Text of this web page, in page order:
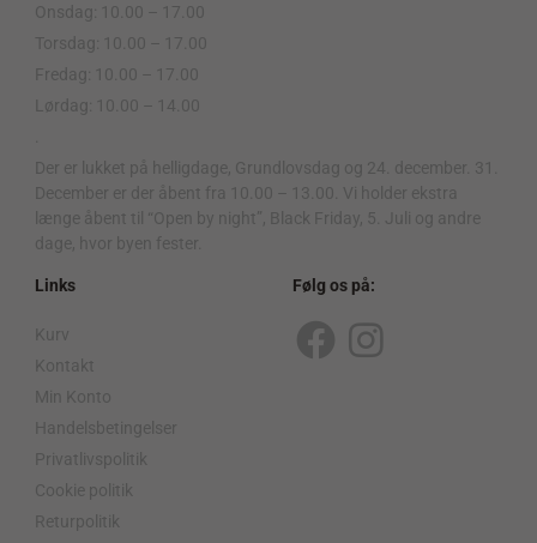
Onsdag: 10.00 – 17.00
Torsdag: 10.00 – 17.00
Fredag: 10.00 – 17.00
Lørdag: 10.00 – 14.00
Der er lukket på helligdage, Grundlovsdag og 24. december. 31.
December er der åbent fra 10.00 – 13.00. Vi holder ekstra
længe åbent til “Open by night”, Black Friday, 5. Juli og andre
dage, hvor byen fester.
Links
Kurv
Kontakt
Min Konto
Handelsbetingelser
Privatlivspolitik
Cookie politik
Returpolitik
Følg os på:
F
I